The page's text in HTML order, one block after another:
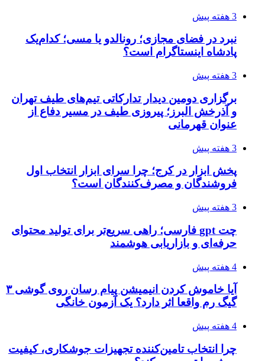
3 هفته پیش
نبرد در فضای مجازی؛ رونالدو یا مسی؛ کدام‌یک
پادشاه اینستاگرام است؟
3 هفته پیش
برگزاری دومین دیدار تدارکاتی تیم‌های طیف تهران
و آذرخش البرز؛ پیروزی طیف در مسیر دفاع از
عنوان قهرمانی
3 هفته پیش
پخش ابزار در کرج؛ چرا سرای ابزار انتخاب اول
فروشندگان و مصرف‌کنندگان است؟
3 هفته پیش
چت gpt فارسی؛ راهی سریع‌تر برای تولید محتوای
حرفه‌ای و بازاریابی هوشمند
4 هفته پیش
آیا خاموش کردن انیمیشن پیام رسان روی گوشی ۳
گیگ رم واقعا اثر دارد؟ یک آزمون خانگی
4 هفته پیش
چرا انتخاب تامین‌کننده تجهیزات جوشکاری، کیفیت